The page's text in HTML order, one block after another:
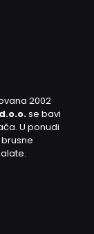
2002
se bavi
U ponudi